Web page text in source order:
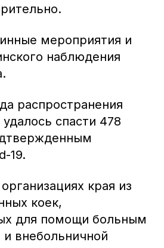
мероприятия и
наблюдения
распространения
спасти 478
19.
края из
коек,
для помощи больным
внебольничной